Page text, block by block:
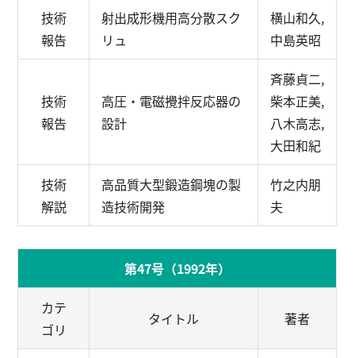
技術
報告
射出成形機用高分散スク
リュ
横山和久,
中島英昭
技術
報告
高圧・電磁攪拌反応器の
設計
斉藤貞二,
柴本正美,
八木高志,
大田和紀
技術
解説
高品質大型鍛造鋼塊の製
造技術開発
竹之内朋
夫
第47号（1992年）
カテ
ゴリ
タイトル 著者